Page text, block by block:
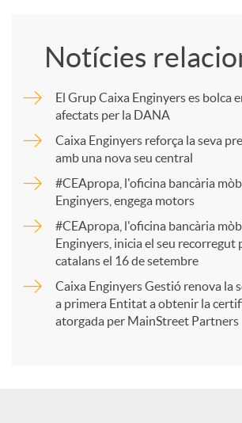
m
p
a
r
t
Notícies
El Grup Caixa Enginyers es bolca
afectats per la DANA
Caixa Enginyers reforça la seva
amb una nova seu central
#CEApropa, l'oficina bancària
Enginyers, engega motors
#CEApropa, l'oficina bancària
Enginyers, inicia el seu recorregut
catalans el 16 de setembre
Caixa Enginyers Gestió renova la
a primera Entitat a obtenir la
atorgada per MainStreet Partners